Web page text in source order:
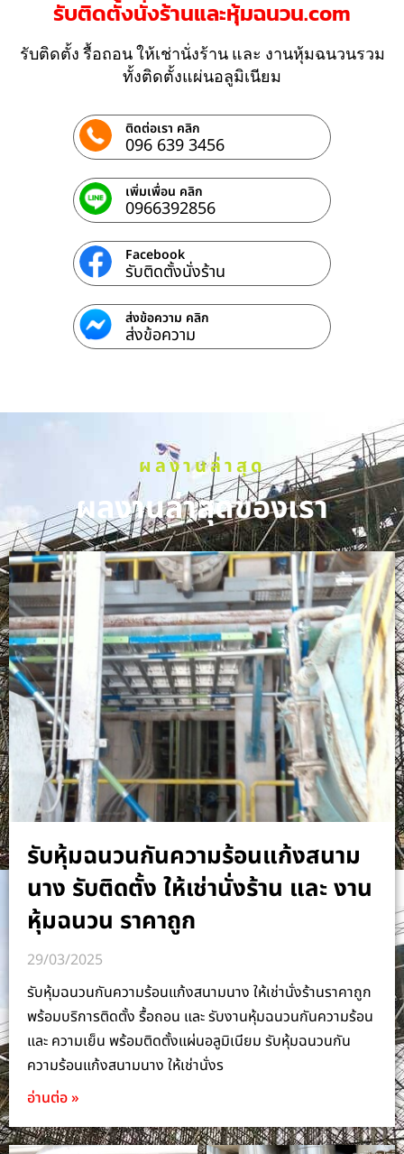
รับติดตั้งนั่งร้านและหุ้มฉนวน.com
รับติดตั้ง รื้อถอน ให้เช่านั่งร้าน และ งานหุ้มฉนวนรวม
ทั้งติดตั้งแผ่นอลูมิเนียม
ติดต่อเรา คลิก
096 639 3456
เพิ่มเพื่อน คลิก
0966392856
Facebook
รับติดตั้งนั่งร้าน
ส่งข้อความ คลิก
ส่งข้อความ
ผลงานล่าสุด
ผลงานล่าสุดของเรา
รับหุ้มฉนวนกันความร้อนแก้งสนาม
นาง รับติดตั้ง ให้เช่านั่งร้าน และ งาน
หุ้มฉนวน ราคาถูก
29/03/2025
รับหุ้มฉนวนกันความร้อนแก้งสนามนาง ให้เช่านั่งร้านราคาถูก
พร้อมบริการติดตั้ง รื้อถอน และ รับงานหุ้มฉนวนกันความร้อน
และ ความเย็น พร้อมติดตั้งแผ่นอลูมิเนียม รับหุ้มฉนวนกัน
ความร้อนแก้งสนามนาง ให้เช่านั่งร
อ่านต่อ »